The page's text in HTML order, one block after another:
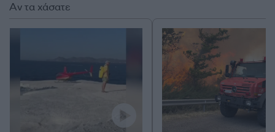
Αν τα χάσατε